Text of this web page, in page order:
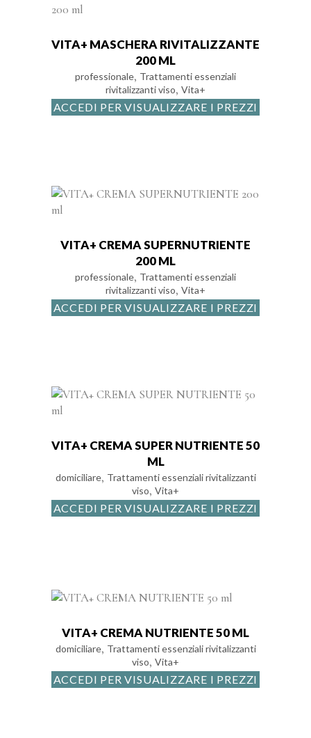
VITA+ MASCHERA RIVITALIZZANTE
200 ML
professionale, Trattamenti essenziali
rivitalizzanti viso, Vita+
ACCEDI PER VISUALIZZARE I PREZZI
VITA+ CREMA SUPERNUTRIENTE
200 ML
professionale, Trattamenti essenziali
rivitalizzanti viso, Vita+
ACCEDI PER VISUALIZZARE I PREZZI
VITA+ CREMA SUPER NUTRIENTE 50
ML
domiciliare, Trattamenti essenziali rivitalizzanti
viso, Vita+
ACCEDI PER VISUALIZZARE I PREZZI
VITA+ CREMA NUTRIENTE 50 ML
domiciliare, Trattamenti essenziali rivitalizzanti
viso, Vita+
ACCEDI PER VISUALIZZARE I PREZZI